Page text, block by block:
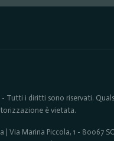
Tutti i diritti sono riservati.
è vietata.
| Via Marina Piccola, 1 - 80067